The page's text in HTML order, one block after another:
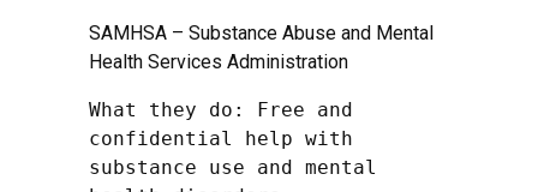
SAMHSA – Substance Abuse and Mental
Health Services Administration
What they do: Free and
confidential help with
substance use and mental